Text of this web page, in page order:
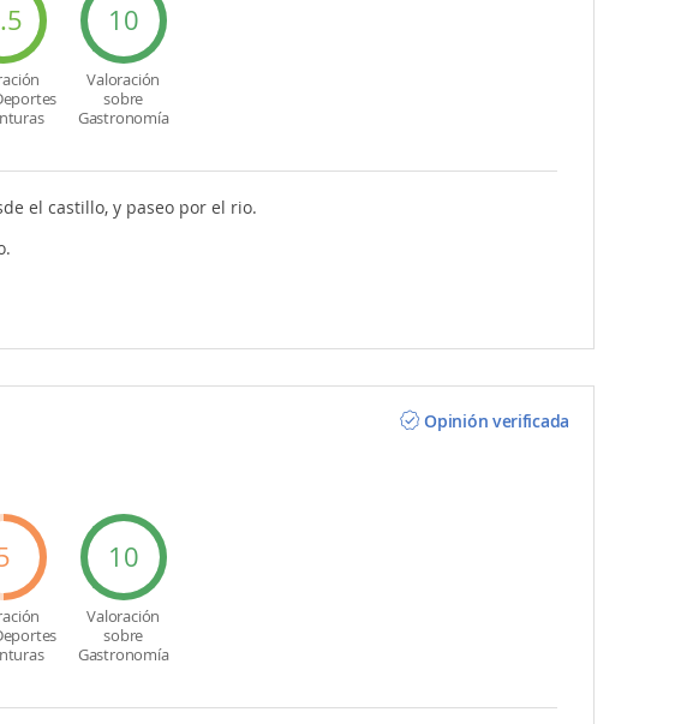
10
Valoración
sobre
Gastronomía
el castillo, y paseo por el rio.
Opinión verificada
10
Valoración
sobre
Gastronomía